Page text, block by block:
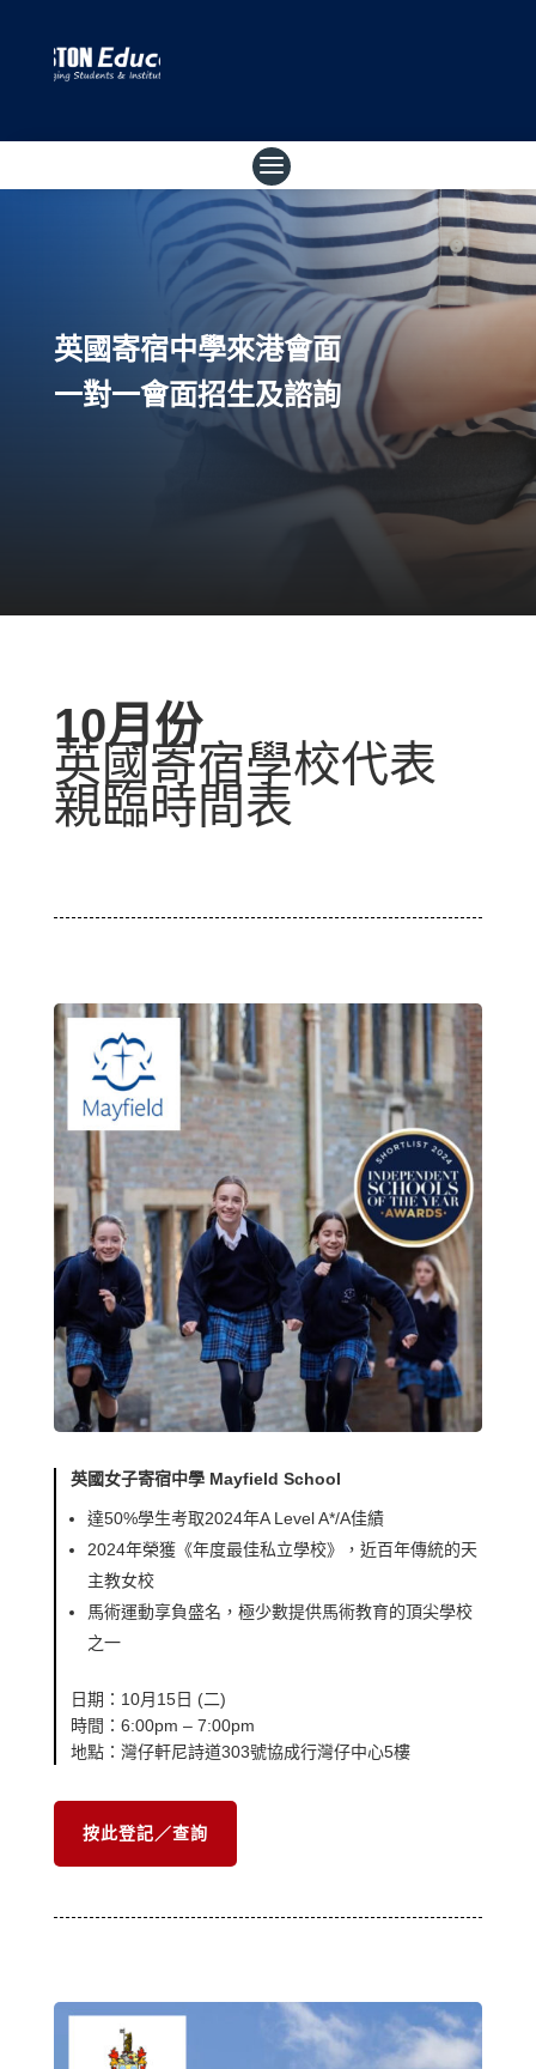
英國寄宿中學來港會面
一對一會面招生及諮詢
10月份
英國寄宿學校代表
親臨時間表
英國女子寄宿中學 Mayfield School
達50%學生考取2024年A Level A*/A佳績
2024年榮獲《年度最佳私立學校》，近百年傳統的天
主教女校
馬術運動享負盛名，極少數提供馬術教育的頂尖學校
之一
日期：10月15日 (二)
時間：6:00pm – 7:00pm
地點：灣仔軒尼詩道303號協成行灣仔中心5樓
按此登記／查詢